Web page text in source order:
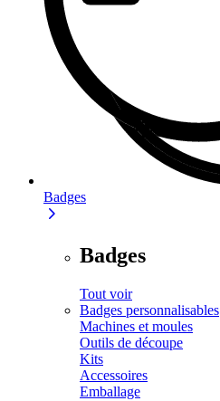
Badges
Badges
Tout voir
Badges personnalisables
Machines et moules
Outils de découpe
Kits
Accessoires
Emballage